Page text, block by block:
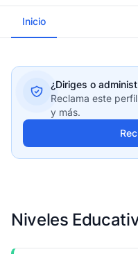
Inicio
¿Diriges o
Reclama este
y más.
Niveles